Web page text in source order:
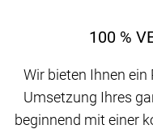
100 %
Wir bieten Ihnen
Umsetzung Ihres
beginnend mit einer